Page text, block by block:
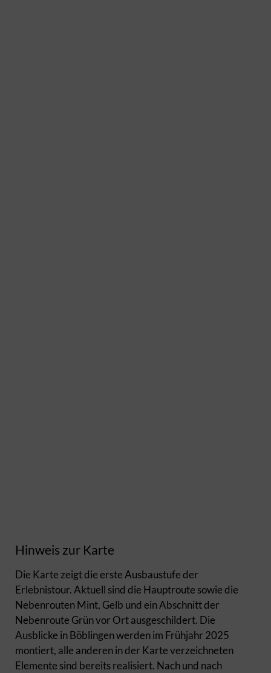
Hinweis zur Karte
Die Karte zeigt die erste Ausbaustufe der
Erlebnistour. Aktuell sind die Hauptroute sowie die
Nebenrouten Mint, Gelb und ein Abschnitt der
Nebenroute Grün vor Ort ausgeschildert. Die
Ausblicke in Böblingen werden im Frühjahr 2025
montiert, alle anderen in der Karte verzeichneten
Elemente sind bereits realisiert. Nach und nach